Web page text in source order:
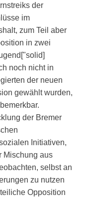
der
im
zum Teil aber
in zwei
noch nicht in
der neuen
gewählt wurden,
der Bremer
Initiativen,
Mischung aus
selbst an
zu nutzen
Opposition